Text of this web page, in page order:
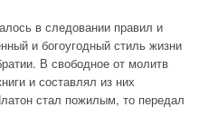
в следовании правил и
и богоугодный стиль жизни
В свободное от молитв
и составлял из них
стал пожилым, то передал